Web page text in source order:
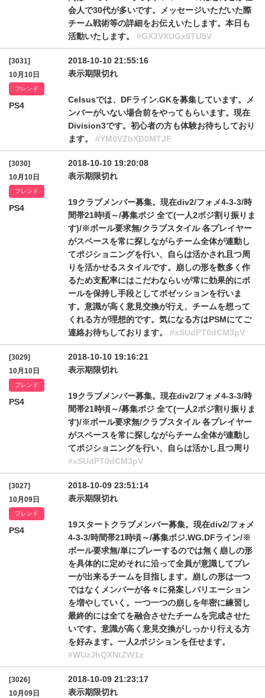
会人で30代が多いです。メッセージいただいた際
チーム戦術等の詳細をお伝えいたします。本日も
活動いたします。 #GX3VXUGx6TU5V
[3031]
10月10日
フレンド
PS4
2018-10-10 21:55:16
表示期限切れ
Celsusでは、DFライン.GKを募集しています。メ
ンバーがいない場合前をやってもらいます。現在
Division3です。初心者の方も体験お待ちしており
ます。 #YM0VZbXB0MTJF
[3030]
10月10日
フレンド
PS4
2018-10-10 19:20:08
表示期限切れ
19クラブメンバー募集。現在div2/フォメ4-3-3/時
間帯21時頃～/募集ポジ 全て(一人2ポジ割り振りま
す)/※ボール要求無/クラブスタイル 各プレイヤー
がスペースを常に探しながらチーム全体が連動し
てポジショニングを行い、自らは活かされ且つ周
りを活かせるスタイルです。崩しの形を数多く作
るため支配率にはこだわならいが常に効果的にボ
ールを保持し手段としてポゼッションを行いま
す。意識が高く意見交換が行え、チームを想って
くれる方が理想的です。気になる方はPSMにてご
連絡お待ちしております。 #xSUdPT0dCM3pV
[3029]
10月10日
フレンド
PS4
2018-10-10 19:16:21
表示期限切れ
19クラブメンバー募集。現在div2/フォメ4-3-3/時
間帯21時頃～/募集ポジ 全て(一人2ポジ割り振りま
す)/※ボール要求無/クラブスタイル 各プレイヤー
がスペースを常に探しながらチーム全体が連動し
てポジショニングを行い、自らは活かし且つ周り
#xSUdPT0dCM3pV
[3027]
10月09日
フレンド
PS4
2018-10-09 23:51:14
表示期限切れ
19スタートクラブメンバー募集。現在div2/フォメ
4-3-3/時間帯21時頃～/募集ポジ.WG.DFライン/※
ボール要求無/単にプレーするのでは無く崩しの形
を具体的に定めそれに沿って全員が意識してプレ
ーが出来るチームを目指します。崩しの形は一つ
ではなくメンバーが各々に発案しバリエーション
を増やしていく。一つ一つの崩しを年密に練習し
最終的には全てを融合させたチームを完成させた
いです。意識が高く意見交換がしっかり行える方
を好みます。一人2ポジションを任せます。
#WUzJhQXNtZW1z
[3026]
10月09日
2018-10-09 21:23:17
表示期限切れ